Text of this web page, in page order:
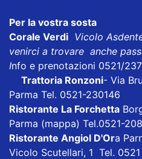
Per la vostra sosta
Corale Verdi Vicolo
venirci a trovare anche
Info e prenotazioni 0521/
Trattoria Ronzoni- Via
Parma Tel. 0521-230146
Ristorante La Forchetta
Parma (mappa) Tel.0521-
Ristorante Angiol D'Ora
Vicolo Scutellari, 1 Tel.